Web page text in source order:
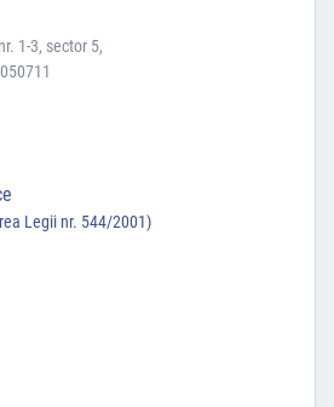
1-3, sector 5,
Legii nr. 544/2001)